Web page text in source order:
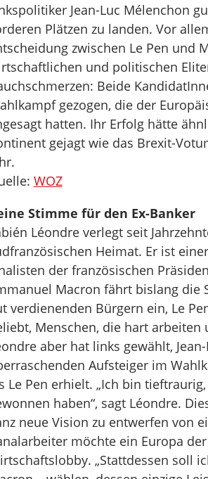
Jean-Luc Mélenchon
Plätzen zu landen. Vor
zwischen Le Pen und
und politischen
Beide
gezogen, die der
hatten. Ihr Erfolg hätte
gejagt wie das Brexit-
WOZ
Stimme für den Ex-Banker
Léondre verlegt seit
Heimat. Er ist
der französischen
Macron fährt bislang
verdienenden Bürgern ein, Le
Menschen, die hart
aber hat links gewählt,
Aufsteiger im
Le Pen erhielt. „Ich bin
haben“, sagt Léondre.
neue Vision zu entwerfen von
möchte ein Europa
„Stattdessen soll